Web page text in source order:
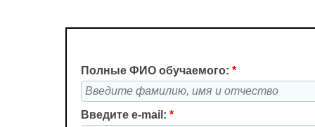
Полные ФИО обучаемого: *
Введите e-mail: *